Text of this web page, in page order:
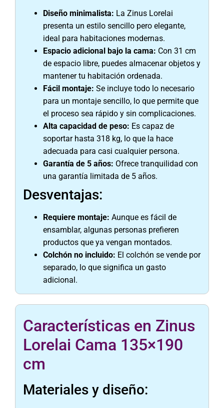
Diseño minimalista: La Zinus Lorelai
presenta un estilo sencillo pero elegante,
ideal para habitaciones modernas.
Espacio adicional bajo la cama: Con 31 cm
de espacio libre, puedes almacenar objetos y
mantener tu habitación ordenada.
Fácil montaje: Se incluye todo lo necesario
para un montaje sencillo, lo que permite que
el proceso sea rápido y sin complicaciones.
Alta capacidad de peso: Es capaz de
soportar hasta 318 kg, lo que la hace
adecuada para casi cualquier persona.
Garantía de 5 años: Ofrece tranquilidad con
una garantía limitada de 5 años.
Desventajas:
Requiere montaje: Aunque es fácil de
ensamblar, algunas personas prefieren
productos que ya vengan montados.
Colchón no incluido: El colchón se vende por
separado, lo que significa un gasto
adicional.
Características en Zinus
Lorelai Cama 135×190
cm
Materiales y diseño: